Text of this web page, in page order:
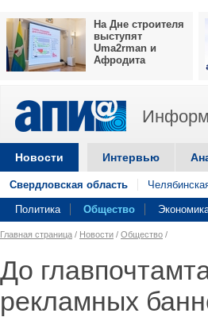
На Дне строителя
выступят
Uma2rman и
Афродита
Новости Интервью
Свердловская область
Политика Общество
Главная страница / Новости / Общество /
До
рекламных